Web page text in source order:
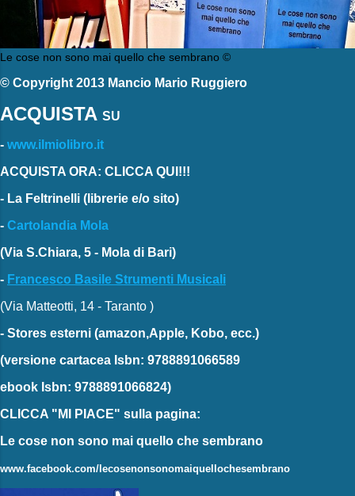
Le cose non sono mai quello che sembrano ©
© Copyright 2013 Mancio Mario Ruggiero
ACQUISTA SU
- www.ilmiolibro.it
ACQUISTA ORA: CLICCA QUI!!!
- La Feltrinelli (librerie e/o sito)
- Cartolandia Mola
(Via S.Chiara, 5 - Mola di Bari)
- Francesco Basile Strumenti Musicali
(Via Matteotti, 14 - Taranto )
- Stores esterni (amazon,Apple, Kobo, ecc.)
(versione cartacea Isbn: 9788891066589
ebook Isbn: 9788891066824)
CLICCA "MI PIACE" sulla pagina:
Le cose non sono mai quello che sembrano
www.facebook.com/lecosenonsonomaiquellochesembrano